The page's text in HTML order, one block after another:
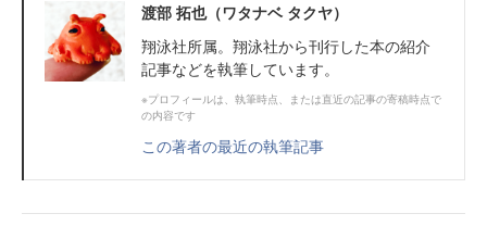
渡部 拓也（ワタナベ タクヤ）
翔泳社所属。翔泳社から刊行した本の紹介
記事などを執筆しています。
※プロフィールは、執筆時点、または直近の記事の寄稿時点で
の内容です
この著者の最近の執筆記事